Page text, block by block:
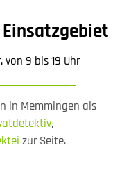
von 9 bis 19 Uhr
in Memmingen als
,
zur Seite.